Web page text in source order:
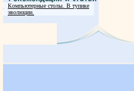
Компьютерные столы. В тупике
эволюции.